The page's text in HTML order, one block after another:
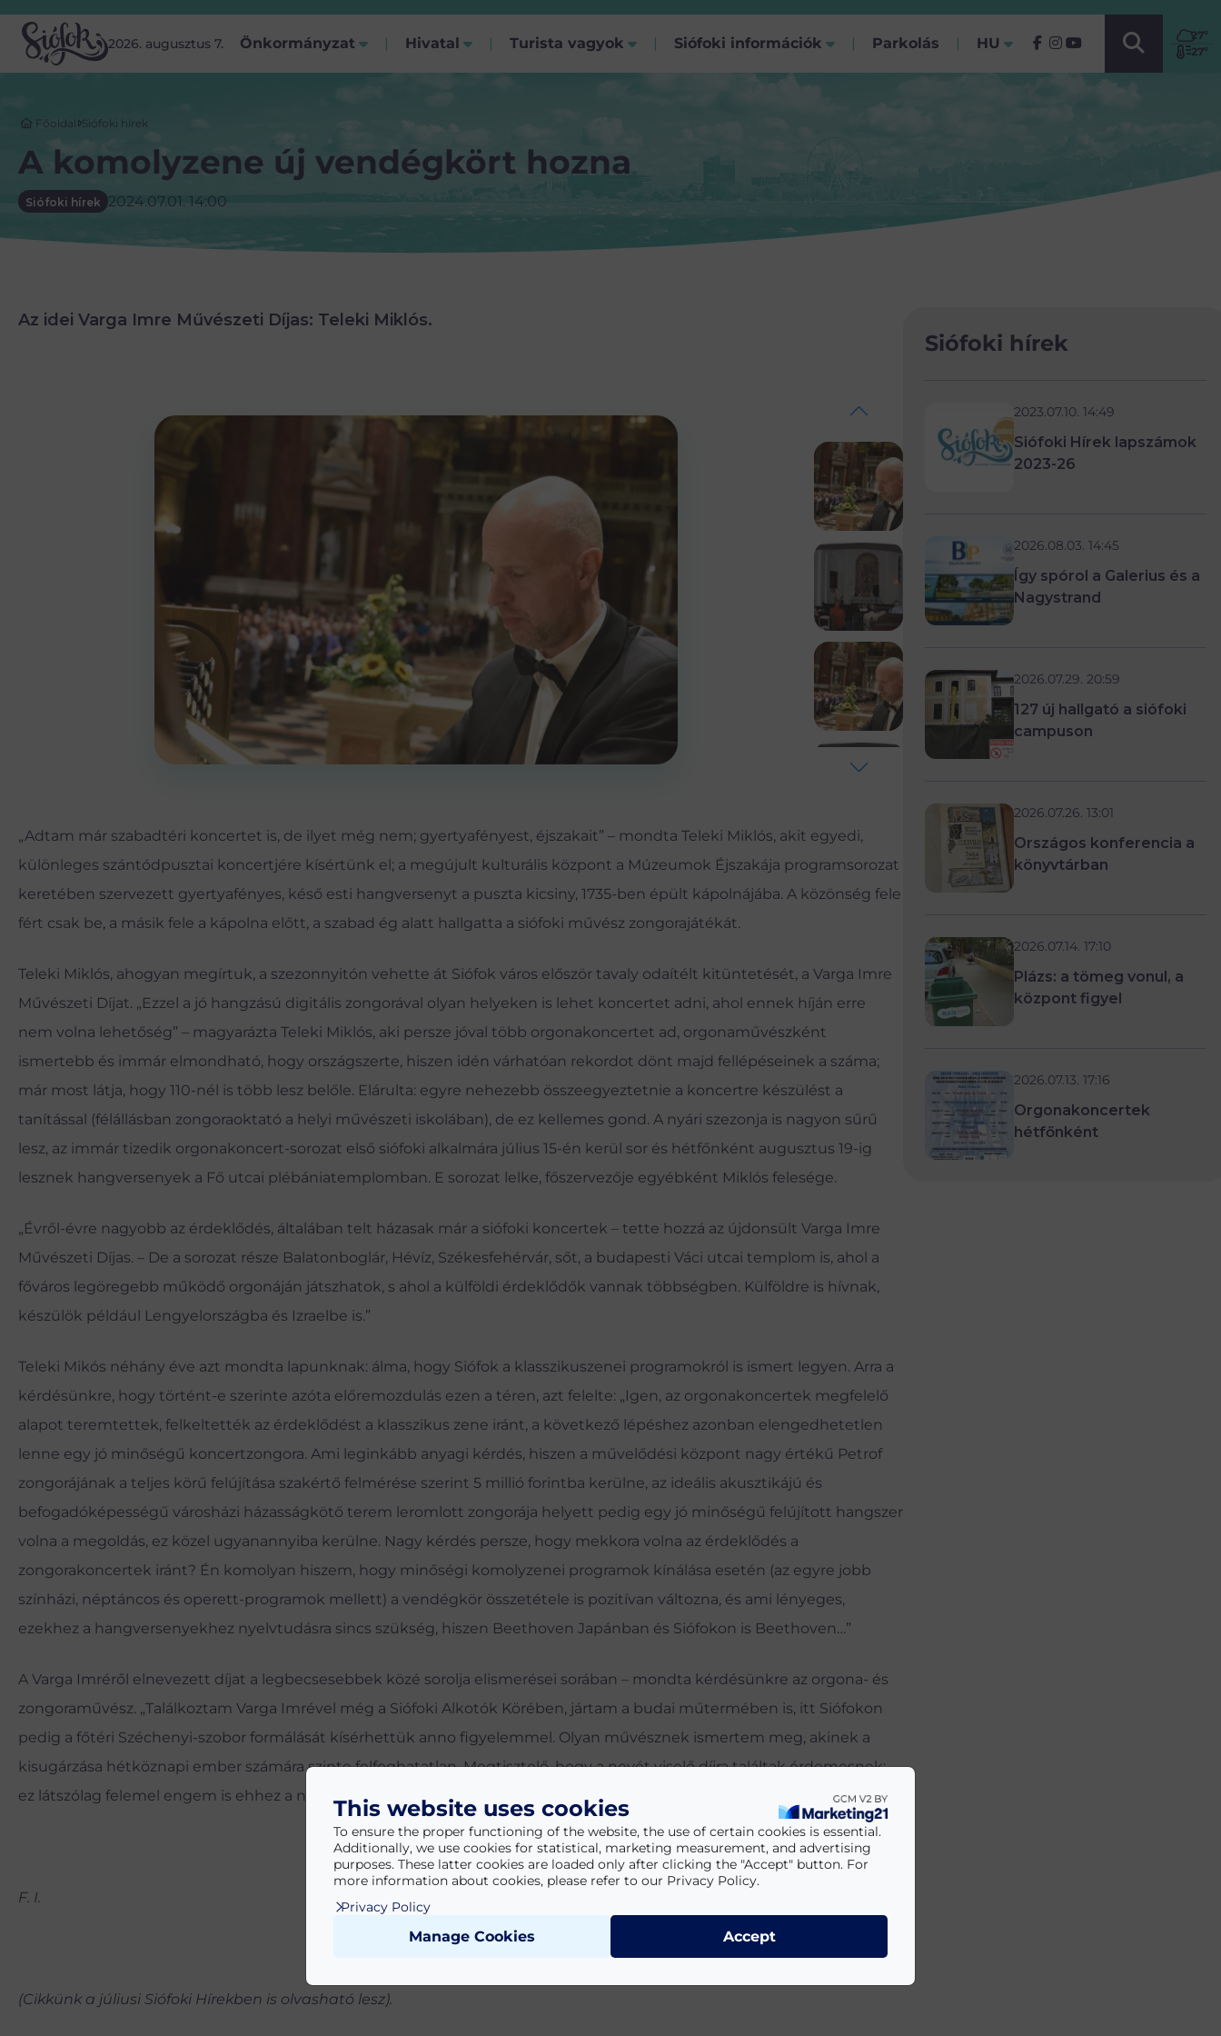
2026. augusztus 7. Önkormányzat Hivatal Turista vagyok Siófoki információk Parkolás
(Jelenlegi)
HU
VÁLASSZ NYELVET! 27º
27º
Főoldal Siófoki hírek
A komolyzene új vendégkört hozna
Siófoki hírek 2024.07.01. 14:00
Az idei Varga Imre Művészeti Díjas: Teleki Miklós.
„Adtam már szabadtéri koncertet is, de ilyet még nem; gyertyafényest, éjszakait” – mondta Teleki Miklós, akit egyedi,
különleges szántódpusztai koncertjére kísértünk el; a megújult kulturális központ a Múzeumok Éjszakája programsorozat
keretében szervezett gyertyafényes, késő esti hangversenyt a puszta kicsiny, 1735-ben épült kápolnájába. A közönség fele
fért csak be, a másik fele a kápolna előtt, a szabad ég alatt hallgatta a siófoki művész zongorajátékát.
Teleki Miklós, ahogyan megírtuk, a szezonnyitón vehette át Siófok város először tavaly odaítélt kitüntetését, a Varga Imre
Művészeti Díjat. „Ezzel a jó hangzású digitális zongorával olyan helyeken is lehet koncertet adni, ahol ennek híján erre
nem volna lehetőség” – magyarázta Teleki Miklós, aki persze jóval több orgonakoncertet ad, orgonaművészként
ismertebb és immár elmondható, hogy országszerte, hiszen idén várhatóan rekordot dönt majd fellépéseinek a száma;
már most látja, hogy 110-nél is több lesz belőle. Elárulta: egyre nehezebb összeegyeztetnie a koncertre készülést a
tanítással (félállásban zongoraoktató a helyi művészeti iskolában), de ez kellemes gond. A nyári szezonja is nagyon sűrű
lesz, az immár tizedik orgonakoncert-sorozat első siófoki alkalmára július 15-én kerül sor és hétfőnként augusztus 19-ig
lesznek hangversenyek a Fő utcai plébániatemplomban. E sorozat lelke, főszervezője egyébként Miklós felesége.
„Évről-évre nagyobb az érdeklődés, általában telt házasak már a siófoki koncertek – tette hozzá az újdonsült Varga Imre
Művészeti Díjas. – De a sorozat része Balatonboglár, Hévíz, Székesfehérvár, sőt, a budapesti Váci utcai templom is, ahol a
főváros legöregebb működő orgonáján játszhatok, s ahol a külföldi érdeklődők vannak többségben. Külföldre is hívnak,
készülök például Lengyelországba és Izraelbe is.”
Teleki Mikós néhány éve azt mondta lapunknak: álma, hogy Siófok a klasszikuszenei programokról is ismert legyen. Arra a
kérdésünkre, hogy történt-e szerinte azóta előremozdulás ezen a téren, azt felelte: „Igen, az orgonakoncertek megfelelő
alapot teremtettek, felkeltették az érdeklődést a klasszikus zene iránt, a következő lépéshez azonban elengedhetetlen
lenne egy jó minőségű koncertzongora. Ami leginkább anyagi kérdés, hiszen a művelődési központ nagy értékű Petrof
zongorájának a teljes körű felújítása szakértő felmérése szerint 5 millió forintba kerülne, az ideális akusztikájú és
befogadóképességű városházi házasságkötő terem leromlott zongorája helyett pedig egy jó minőségű felújított hangszer
volna a megoldás, ez közel ugyanannyiba kerülne. Nagy kérdés persze, hogy mekkora volna az érdeklődés a
zongorakoncertek iránt? Én komolyan hiszem, hogy minőségi komolyzenei programok kínálása esetén (az egyre jobb
színházi, néptáncos és operett-programok mellett) a vendégkör összetétele is pozitívan változna, és ami lényeges,
ezekhez a hangversenyekhez nyelvtudásra sincs szükség, hiszen Beethoven Japánban és Siófokon is Beethoven…”
A Varga Imréről elnevezett díjat a legbecsesebbek közé sorolja elismerései sorában – mondta kérdésünkre az orgona- és
zongoraművész. „Találkoztam Varga Imrével még a Siófoki Alkotók Körében, jártam a budai műtermében is, itt Siófokon
pedig a főtéri Széchenyi-szobor formálását kísérhettük anno figyelemmel. Olyan művésznek ismertem meg, akinek a
kisugárzása hétköznapi ember számára szinte felfoghatatlan. Megtisztelő, hogy a nevét viselő díjra találtak érdemesnek;
ez látszólag felemel engem is ehhez a nagyszerű művészhez, de persze nem akarom magamat hozzá hasonlítani…”
F. I.
(Cikkünk a júliusi Siófoki Hírekben is olvasható lesz).
Siófoki hírek
2023.07.10. 14:49
Siófoki Hírek lapszámok
2023-26
2026.08.03. 14:45
Így spórol a Galerius és a
Nagystrand
2026.07.29. 20:59
127 új hallgató a siófoki
campuson
2026.07.26. 13:01
Országos konferencia a
könyvtárban
2026.07.14. 17:10
Plázs: a tömeg vonul, a
központ figyel
2026.07.13. 17:16
Orgonakoncertek
hétfőnként
This website uses cookies
To ensure the proper functioning of the website, the use of certain cookies is essential.
Additionally, we use cookies for statistical, marketing measurement, and advertising
purposes. These latter cookies are loaded only after clicking the "Accept" button. For
more information about cookies, please refer to our Privacy Policy.
Privacy Policy
Manage Cookies Accept